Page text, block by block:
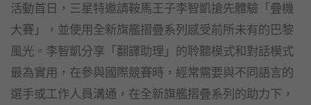
活動首日，三星特邀請鞍馬王子李智凱搶先體驗「疊機
大賽」，並使用全新旗艦摺疊系列感受前所未有的巴黎
風光。李智凱分享「翻譯助理」的聆聽模式和對話模式
最為實用，在參與國際競賽時，經常需要與不同語言的
選手或工作人員溝通，在全新旗艦摺疊系列的助力下，